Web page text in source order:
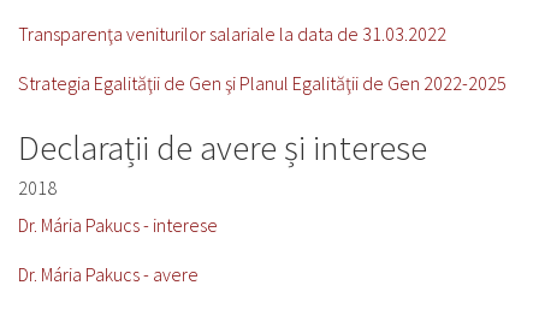
Transparenţa veniturilor salariale la data de 31.03.2022
Strategia Egalităţii de Gen şi Planul Egalităţii de Gen 2022-2025
Declarații de avere și interese
2018
Dr. Mária Pakucs - interese
Dr. Mária Pakucs - avere